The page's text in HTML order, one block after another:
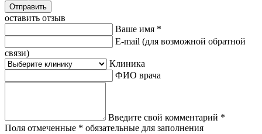
Отправить
оставить отзыв
Ваше имя *
E-mail (для возможной обратной
связи)
Клиника
ФИО врача
Введите свой комментарий *
Поля отмеченные * обязательные для заполнения